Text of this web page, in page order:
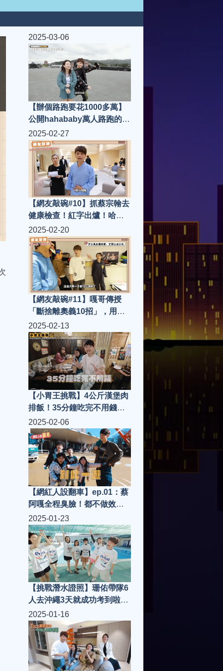
2025-03-06
【辦個路跑要花1000多萬】
公開hahababy萬人路跑的錢
都花在哪裡？熱血全紀錄！
2025-02-27
【網友敲碗#10】抓蔡宗翰去
健康檢查！紅字出爐！哈佛
工作室全體健檢誰最健康？
2025-02-20
【網友敲碗#11】嘎哥傳授
「斷捨離奧義10招」，用洪
+0家來做示範！
2025-02-13
【小胃王挑戰】4公斤漢堡肉
排飯！35分鐘吃完不用錢，
蔡宗翰沒藉口了吧？
2025-02-06
【網紅人設翻車】ep.01：蔡
阿嘎全程臭臉！都不做效果
的5天4夜員工旅遊影片，會
有多難看？
2025-01-23
【挑戰潛水證照】珊佑帶隊6
人去沖繩3天就成功考到啦！
(蔡阿嘎挑戰證照考試系列
Ep.9)
2025-01-16